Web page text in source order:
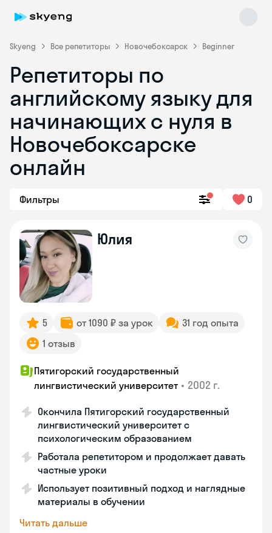
Skyeng Все репетиторы Новочебоксарск Beginner
Репетиторы по
английскому языку для
начинающих с нуля в
Новочебоксарске
онлайн
Фильтры 0
Юлия
5 от 1090 ₽ за урок
31 год опыта
1 отзыв
Пятигорский государственный
лингвистический университет • 2002 г.
Окончила Пятигорский государственный
лингвистический университет с
психологическим образованием
Работала репетитором и продолжает давать
частные уроки
Использует позитивный подход и наглядные
материалы в обучении
Читать дальше
Skyeng Chat
online